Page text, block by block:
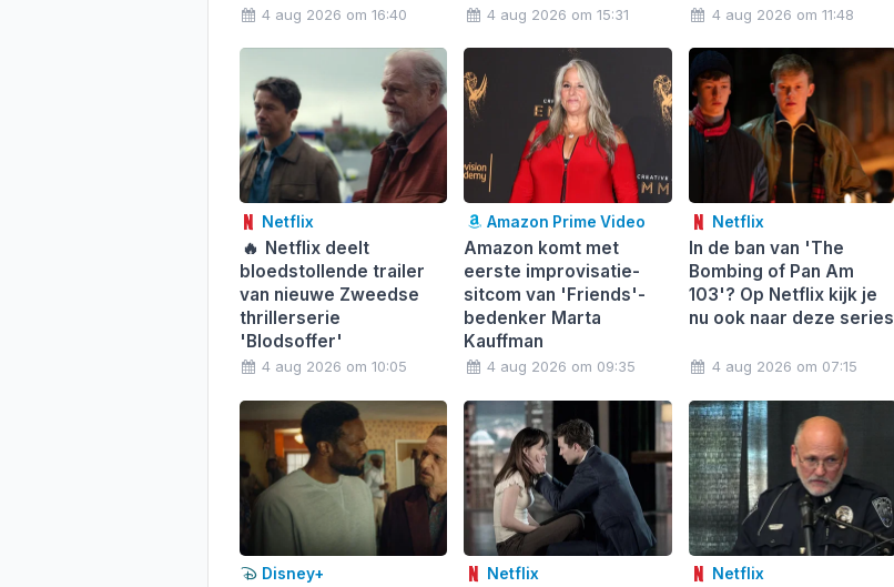
4 aug 2026 om 16:40 4 aug 2026 om 15:31 4 aug 2026 om 11:48
Netflix
🔥 Netflix deelt
bloedstollende trailer
van nieuwe Zweedse
thrillerserie
'Blodsoffer'
4 aug 2026 om 10:05
Amazon Prime Video
Amazon komt met
eerste improvisatie-
sitcom van 'Friends'-
bedenker Marta
Kauffman
4 aug 2026 om 09:35
Netflix
In de ban van 'The
Bombing of Pan Am
103'? Op Netflix kijk je
nu ook naar deze series
4 aug 2026 om 07:15
Disney+ Netflix Netflix